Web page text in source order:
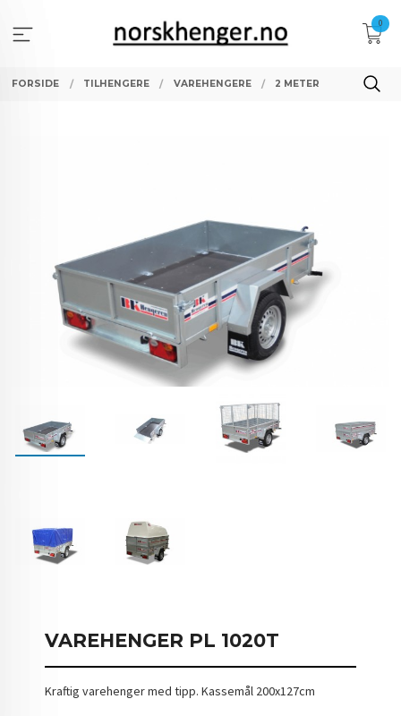
innholdet
0
FORSIDE TILHENGERE VAREHENGERE 2 METER
VAREHENGER PL 1020T
Kraftig varehenger med tipp. Kassemål 200x127cm